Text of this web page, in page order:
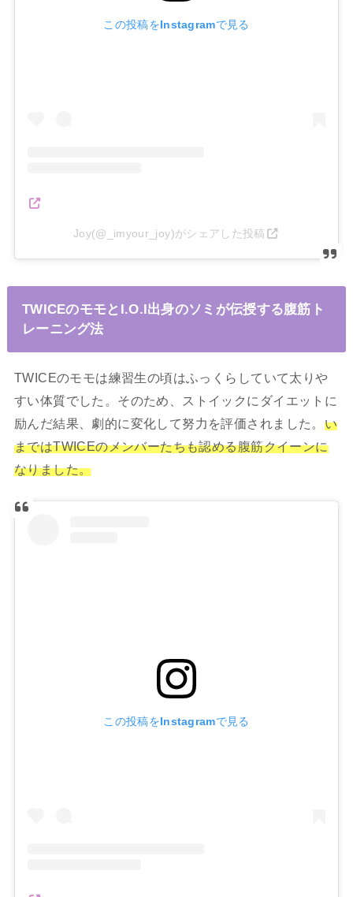
この投稿をInstagramで見る
Joy(@_imyour_joy)がシェアした投稿
TWICEのモモとI.O.I出身のソミが伝授する腹筋ト
レーニング法
TWICEのモモは練習生の頃はふっくらしていて太りや
すい体質でした。そのため、ストイックにダイエットに
励んだ結果、劇的に変化して努力を評価されました。 い
まではTWICEのメンバーたちも認める腹筋クイーンに
なりました。
この投稿をInstagramで見る